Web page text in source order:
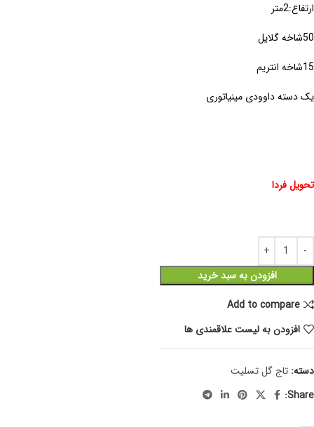
ارتفاع:2متر
50شاخه گلایل
15شاخه انتریم
یک دسته داوودی مینیاتوری
تحویل فردا
افزودن به سبد خرید
Add to compare
افزودن به لیست علاقمندی ها
دسته: تاج گل تسلیت
Share: